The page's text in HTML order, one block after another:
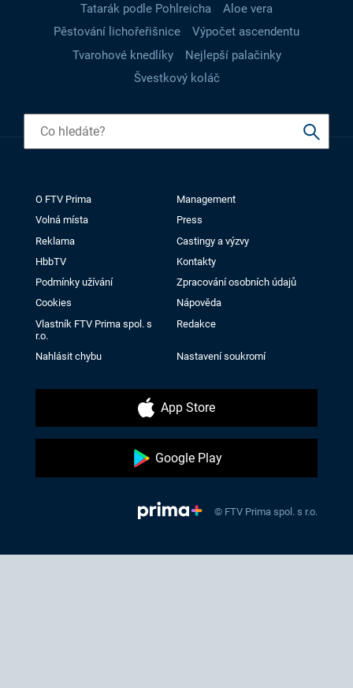
Tatarák podle Pohlreicha
Aloe vera
Pěstování lichořeřišnice
Výpočet ascendentu
Tvarohové knedlíky
Nejlepší palačinky
Švestkový koláč
O FTV Prima
Management
Volná místa
Press
Reklama
Castingy a výzvy
HbbTV
Kontakty
Podmínky užívání
Zpracování osobních údajů
Cookies
Nápověda
Vlastník FTV Prima spol. s
r.o.
Redakce
Nahlásit chybu Nastavení soukromí
App Store
Google Play
© FTV Prima spol. s r.o.